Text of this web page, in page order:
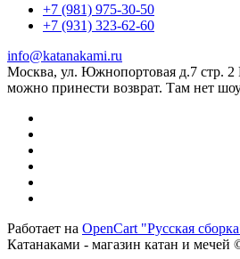
+7 (981) 975-30-50
+7 (931) 323-62-60
info@katanakami.ru
Москва, ул. Южнопортовая д.7 стр. 2
можно принести возврат. Там нет
Работает на OpenCart "Русская
Катанаками - магазин катан и мечей